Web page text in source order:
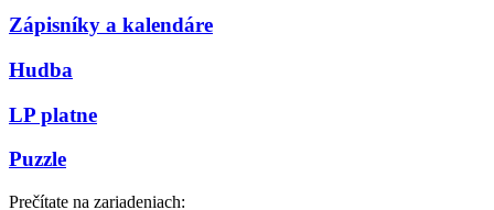
Zápisníky a kalendáre
Hudba
LP platne
Puzzle
Prečítate na zariadeniach: